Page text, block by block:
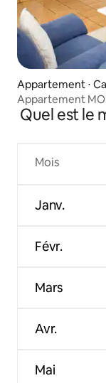
Appartement ⋅
Appartement
Quel est le
Mois
Janv.
Févr.
Mars
Avr.
Mai